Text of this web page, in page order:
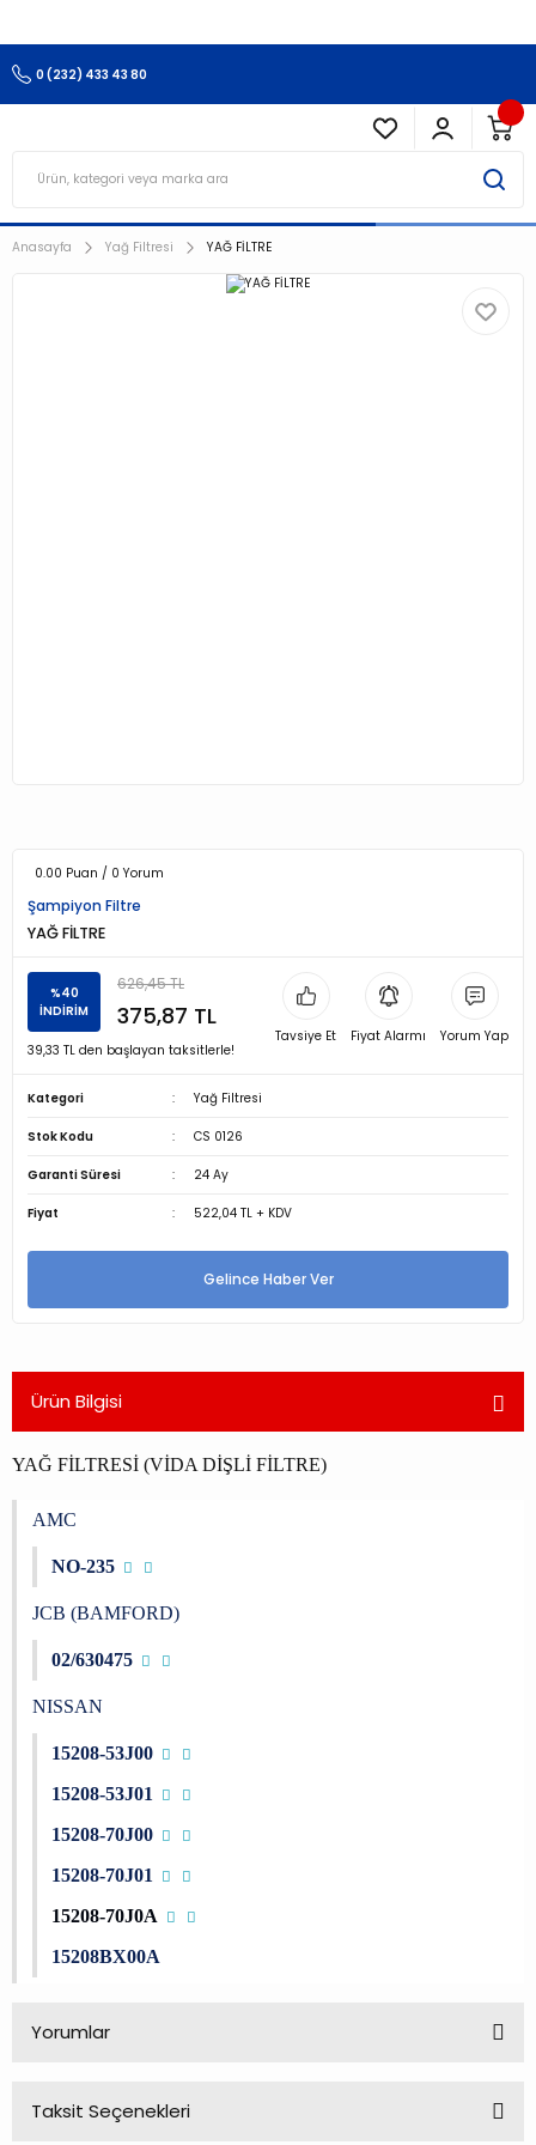
0 (232) 433 43 80
Anasayfa Yağ Filtresi YAĞ FİLTRE
0.00 Puan / 0 Yorum
Şampiyon Filtre
YAĞ FİLTRE
%40
İNDİRİM
626,45 TL
375,87 TL
39,33 TL den başlayan taksitlerle!
Tavsiye Et Fiyat Alarmı Yorum Yap
Kategori Yağ Filtresi
Stok Kodu CS 0126
Garanti Süresi 24 Ay
Fiyat 522,04 TL + KDV
Gelince Haber Ver
Ürün Bilgisi
YAĞ FİLTRESİ (VİDA DİŞLİ FİLTRE)
AMC
NO-235
JCB (BAMFORD)
02/630475
NISSAN
15208-53J00
15208-53J01
15208-70J00
15208-70J01
15208-70J0A
15208BX00A
Yorumlar
Taksit Seçenekleri